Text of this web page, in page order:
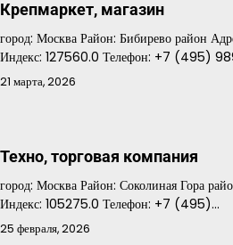
Крепмаркет, магазин
город: Москва Район: Бибирево район
Индекс: 127560.0 Телефон: +7 (495)
21 марта, 2026
Техно, торговая компания
город: Москва Район: Соколиная Гора
Индекс: 105275.0 Телефон: +7 (495)…
25 февраля, 2026